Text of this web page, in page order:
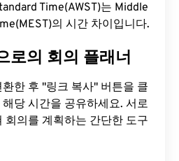
Time(AWST)는 Middle
의 시간 차이입니다.
로의 회의 플래너
환한 후 "링크 복사" 버튼을 클
당 시간을 공유하세요. 서로
회의를 계획하는 간단한 도구